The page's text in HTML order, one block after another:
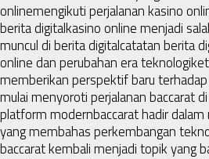
onlinemengikuti perjalanan kasino
berita digitalkasino online menjadi
muncul di berita digitalcatatan berita
online dan perubahan era teknologi
memberikan perspektif baru
mulai menyoroti perjalanan baccarat
platform modernbaccarat hadir
yang membahas perkembangan
baccarat kembali menjadi topik yang